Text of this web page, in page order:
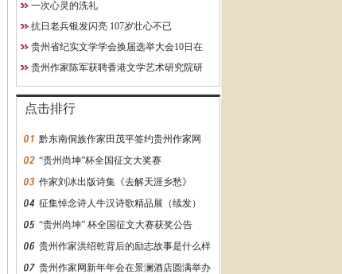
一次心灵的洗礼
抗日老兵银发闪亮 107岁壮心不已
贵州省纪实文学学会换届选举大会10日在
贵阳成功举行
贵州作家陈军获聘香港文学艺术研究院研
究员
点击排行
黔东南侗族作家田茂平签约贵州作家网
“贵州尚坤”杯全国征文大奖赛
作家刘冰出版诗集《去解天涯乡愁》
征集悼念诗人牛汉诗歌精品展（续发）
“贵州尚坤” 杯全国征文大赛获奖公告
贵州作家洪绍乾背后的励志故事是什么样
的？万字长文告诉你
贵州作家网新年年会在景澜酒店圆满举办